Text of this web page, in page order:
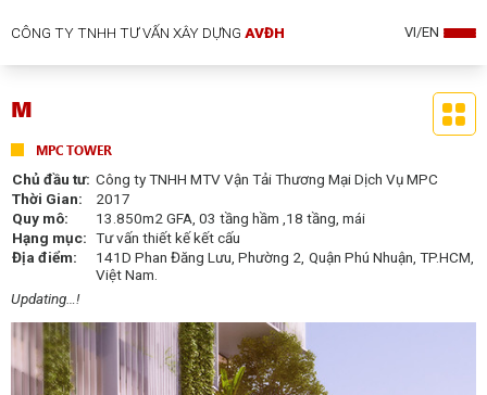
CÔNG TY TNHH TƯ VẤN XÂY DỰNGAVĐH VI/EN
M
MPC TOWER
Chủ đầu tư: Công ty TNHH MTV Vận Tải Thương Mại Dịch Vụ MPC
Thời Gian:
2017
Quy mô:
13.850m2GFA, 03 tầng hầm ,18 tầng, mái
Hạng mục: Tư vấn thiết kế kết cấu
Địa điểm:
141D Phan Đăng Lưu, Phường 2, Quận Phú Nhuận, TP.HCM,
Việt Nam.
Updating…!